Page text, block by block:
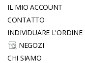
IL MIO ACCOUNT
CONTATTO
INDIVIDUARE L'ORDINE
NEGOZI
CHI SIAMO